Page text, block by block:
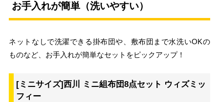
お手入れが簡単（洗いやすい）
ネットなしで洗濯できる掛布団や、敷布団まで水洗いOKの
ものなど、お手入れが簡単なセットをピックアップ！
[ミニサイズ]西川 ミニ組布団8点セット ウィズミッ
フィー